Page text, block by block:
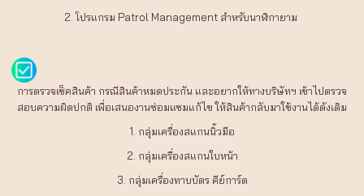
2. โปรแกรม Patrol Management สำหรับนาฬิกายาม
การตรวจเช็คสินค้า กรณีสินค้าหมดประกัน และอยากให้ทางบริษัทฯ เข้าไปตรวจ
สอบความผิดปกติ เพื่อเสนองานซ่อมแซมแก้ไข ให้สินค้ากลับมาใช้งานได้ดังเดิม
1. กลุ่มเครื่องสแกนนิ้วมือ
2. กลุ่มเครื่องสแกนใบหน้า
3. กลุ่มเครื่องทาบบัตร คีย์การ์ด